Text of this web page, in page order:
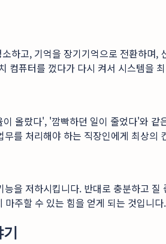
하고, 기억을 장기기억으로 전환하며,
컴퓨터를 껐다가 다시 켜서 시스템을
올랐다', '깜빡하던 일이 줄었다'와
를 처리해야 하는 직장인에게 최상의
을 저하시킵니다. 반대로 충분하고
주할 수 있는 힘을 얻게 되는 것입니다.